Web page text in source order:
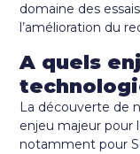
domaine des
l’amélioration du
A quels
La découverte de
enjeu majeur pour
notamment pour